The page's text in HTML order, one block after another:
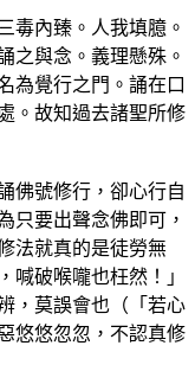
毒內臻。人我填臆。
之與念。義理懸殊。
為覺行之門。誦在口
。故知過去諸聖所修
佛號修行，卻心行自
只要出聲念佛即可，
法就真的是徒勞無
喊破喉嚨也枉然！」
，莫誤會也（「若心
悠悠忽忽，不認真修